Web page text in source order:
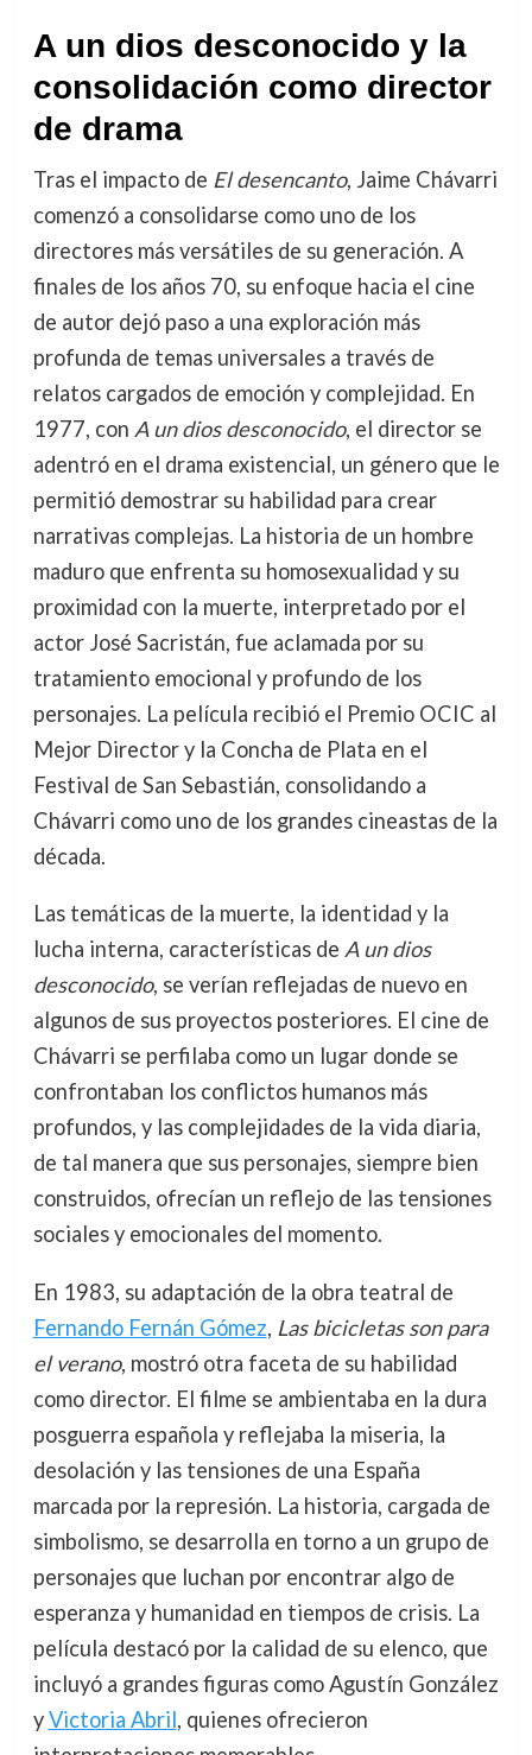
A un dios desconocido y la
consolidación como director
de drama
Tras el impacto de El desencanto, Jaime Chávarri
comenzó a consolidarse como uno de los
directores más versátiles de su generación. A
finales de los años 70, su enfoque hacia el cine
de autor dejó paso a una exploración más
profunda de temas universales a través de
relatos cargados de emoción y complejidad. En
1977, con A un dios desconocido, el director se
adentró en el drama existencial, un género que le
permitió demostrar su habilidad para crear
narrativas complejas. La historia de un hombre
maduro que enfrenta su homosexualidad y su
proximidad con la muerte, interpretado por el
actor José Sacristán, fue aclamada por su
tratamiento emocional y profundo de los
personajes. La película recibió el Premio OCIC al
Mejor Director y la Concha de Plata en el
Festival de San Sebastián, consolidando a
Chávarri como uno de los grandes cineastas de la
década.
Las temáticas de la muerte, la identidad y la
lucha interna, características de A un dios
desconocido, se verían reflejadas de nuevo en
algunos de sus proyectos posteriores. El cine de
Chávarri se perfilaba como un lugar donde se
confrontaban los conflictos humanos más
profundos, y las complejidades de la vida diaria,
de tal manera que sus personajes, siempre bien
construidos, ofrecían un reflejo de las tensiones
sociales y emocionales del momento.
En 1983, su adaptación de la obra teatral de
Fernando Fernán Gómez, Las bicicletas son para
el verano, mostró otra faceta de su habilidad
como director. El filme se ambientaba en la dura
posguerra española y reflejaba la miseria, la
desolación y las tensiones de una España
marcada por la represión. La historia, cargada de
simbolismo, se desarrolla en torno a un grupo de
personajes que luchan por encontrar algo de
esperanza y humanidad en tiempos de crisis. La
película destacó por la calidad de su elenco, que
incluyó a grandes figuras como Agustín González
yVictoria Abril, quienes ofrecieron